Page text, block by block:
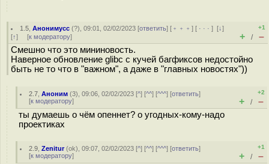
1.5 ,Анонимусс (?), 09:01, 02/02/2023 [ответить] [ ﹢﹢﹢] [ · · ·][↓]
[↑] [к модератору]
+1
+ / –
Смешно что это мининовость.
Наверное обновление glibc с кучей багфиксов недостойно
быть не то что в "важном", а даже в "главных новостях"))
2.7 ,Аноним (3), 09:06, 02/02/2023 [^] [^^] [^^^] [ответить]
[к модератору]
+2
+ / –
ты думаешь о чём опеннет? о угодных-кому-надо
проектиках
2.9 ,Zenitur(ok), 09:07, 02/02/2023 [^] [^^] [^^^] [ответить]
[к модератору]
+1
+ / –